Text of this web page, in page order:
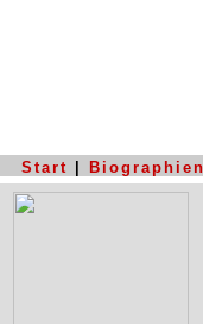
Start Biographien